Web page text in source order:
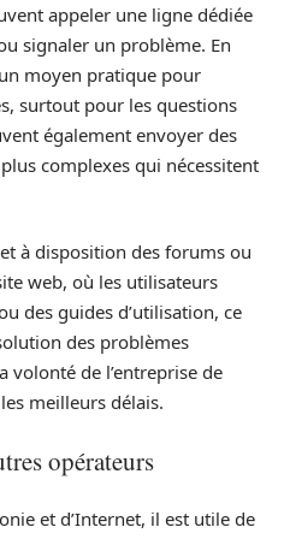
appeler une ligne dédiée
signaler un problème. En
moyen pratique pour
surtout pour les questions
également envoyer des
complexes qui nécessitent
à disposition des forums ou
web, où les utilisateurs
des guides d’utilisation, ce
des problèmes
volonté de l’entreprise de
meilleurs délais.
opérateurs
et d’Internet, il est utile de